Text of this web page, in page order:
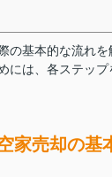
の基本的な流れ
には、各ステッ
家売却の基